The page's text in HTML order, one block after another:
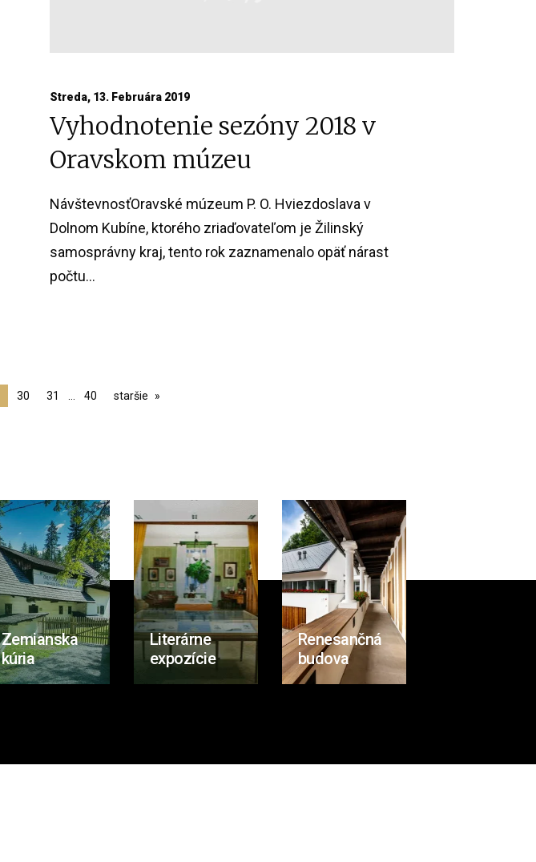
Streda, 13. Februára 2019
Vyhodnotenie sezóny 2018 v
Oravskom múzeu
NávštevnosťOravské múzeum P. O. Hviezdoslava v
Dolnom Kubíne, ktorého zriaďovateľom je Žilinský
samosprávny kraj, tento rok zaznamenalo opäť nárast
počtu...
30 31 … 40 staršie
Zemianska
kúria
Literárne
expozície
Renesančná
budova